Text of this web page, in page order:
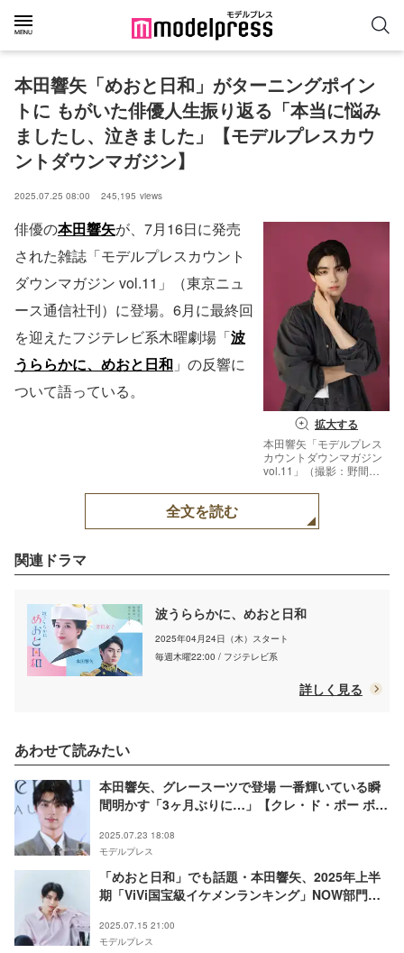
本田響矢「めおと日和」がターニングポイン
トに もがいた俳優人生振り返る「本当に悩み
ましたし、泣きました」【モデルプレスカウ
ントダウンマガジン】
2025.07.25 08:00 245,195 views
拡大する
本田響矢「モデルプレス
カウントダウンマガジン
vol.11」（撮影：野間憲
俳優の本田響矢が、7月16日に発売
された雑誌「モデルプレスカウント
ダウンマガジン vol.11」（東京ニュ
ース通信社刊）に登場。6月に最終回
を迎えたフジテレビ系木曜劇場「波
うららかに、めおと日和 」の反響に
ついて語っている。
全文を読む
関連ドラマ
波うららかに、めおと日和
2025年04月24日（木）スタート
毎週木曜22:00 / フジテレビ系
詳しく見る
あわせて読みたい
本田響矢、グレースーツで登場 一番輝いている瞬
間明かす「3ヶ月ぶりに…」【クレ・ド・ポー ボー
2025.07.23 18:08
モデルプレス
「めおと日和」でも話題・本田響矢、2025年上半
期「ViVi国宝級イケメンランキング」NOW部門ラ
2025.07.15 21:00
モデルプレス